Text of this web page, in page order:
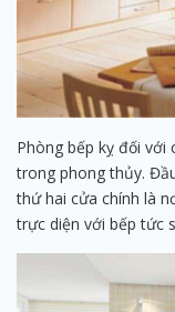
Phòng bếp kỵ đối với
trong phong thủy.
thứ hai cửa chính là
trực diện với bếp tức